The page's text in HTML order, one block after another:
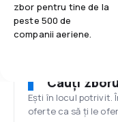
zbor pentru tine de la
peste 500 de
companii aeriene.
Cauți
Ești în locul potrivit.
oferte ca să ți le